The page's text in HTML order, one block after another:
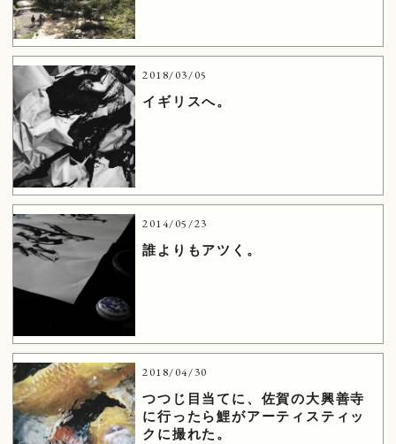
2018/03/05
イギリスへ。
2014/05/23
誰よりもアツく。
2018/04/30
つつじ目当てに、佐賀の大興善寺
に行ったら鯉がアーティスティッ
クに撮れた。